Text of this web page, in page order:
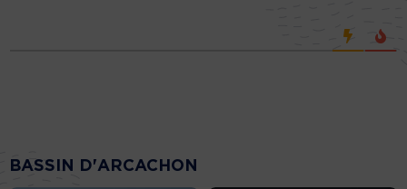
BASSIN D'ARCACHON